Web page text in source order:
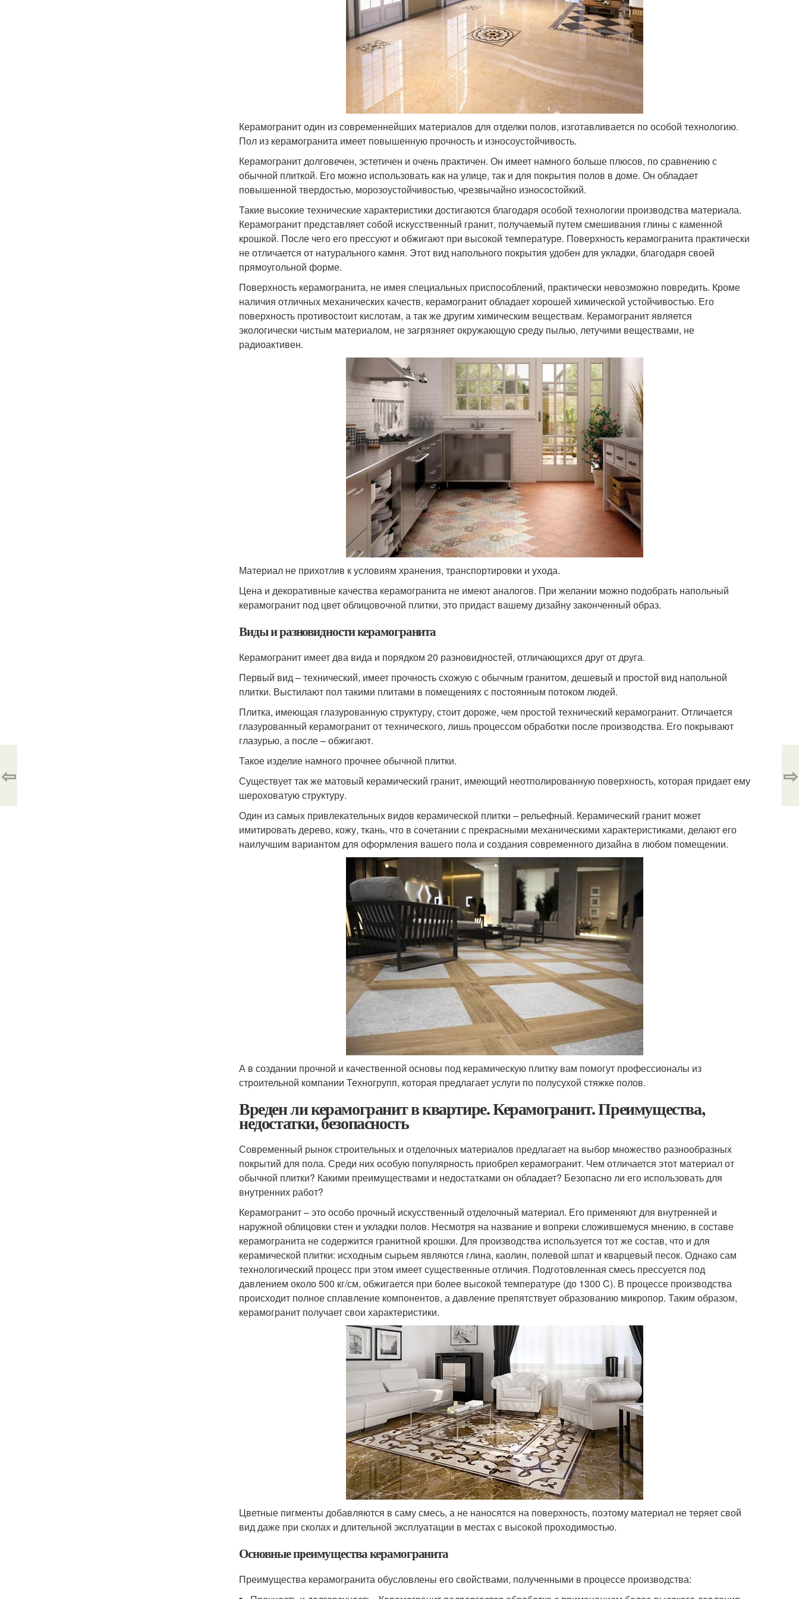
Керамогранит один из современнейших материалов для отделки полов, изготавливается по особой технологию.
Пол из керамогранита имеет повышенную прочность и износоустойчивость.
Керамогранит долговечен, эстетичен и очень практичен. Он имеет намного больше плюсов, по сравнению с
обычной плиткой. Его можно использовать как на улице, так и для покрытия полов в доме. Он обладает
повышенной твердостью, морозоустойчивостью, чрезвычайно износостойкий.
Такие высокие технические характеристики достигаются благодаря особой технологии производства материала.
Керамогранит представляет собой искусственный гранит, получаемый путем смешивания глины с каменной
крошкой. После чего его прессуют и обжигают при высокой температуре. Поверхность керамогранита практически
не отличается от натурального камня. Этот вид напольного покрытия удобен для укладки, благодаря своей
прямоугольной форме.
Поверхность керамогранита, не имея специальных приспособлений, практически невозможно повредить. Кроме
наличия отличных механических качеств, керамогранит обладает хорошей химической устойчивостью. Его
поверхность противостоит кислотам, а так же другим химическим веществам. Керамогранит является
экологически чистым материалом, не загрязняет окружающую среду пылью, летучими веществами, не
радиоактивен.
Материал не прихотлив к условиям хранения, транспортировки и ухода.
Цена и декоративные качества керамогранита не имеют аналогов. При желании можно подобрать напольный
керамогранит под цвет облицовочной плитки, это придаст вашему дизайну законченный образ.
Виды и разновидности керамогранита
Керамогранит имеет два вида и порядком 20 разновидностей, отличающихся друг от друга.
Первый вид – технический, имеет прочность схожую с обычным гранитом, дешевый и простой вид напольной
плитки. Выстилают пол такими плитами в помещениях с постоянным потоком людей.
Плитка, имеющая глазурованную структуру, стоит дороже, чем простой технический керамогранит. Отличается
глазурованный керамогранит от технического, лишь процессом обработки после производства. Его покрывают
глазурью, а после – обжигают.
Такое изделие намного прочнее обычной плитки.
Существует так же матовый керамический гранит, имеющий неотполированную поверхность, которая придает ему
шероховатую структуру.
Один из самых привлекательных видов керамической плитки – рельефный. Керамический гранит может
имитировать дерево, кожу, ткань, что в сочетании с прекрасными механическими характеристиками, делают его
наилучшим вариантом для оформления вашего пола и создания современного дизайна в любом помещении.
А в создании прочной и качественной основы под керамическую плитку вам помогут профессионалы из
строительной компании Техногрупп, которая предлагает услуги по полусухой стяжке полов.
Вреден ли керамогранит в квартире. Керамогранит. Преимущества,
недостатки, безопасность
Современный рынок строительных и отделочных материалов предлагает на выбор множество разнообразных
покрытий для пола. Среди них особую популярность приобрел керамогранит. Чем отличается этот материал от
обычной плитки? Какими преимуществами и недостатками он обладает? Безопасно ли его использовать для
внутренних работ?
Керамогранит – это особо прочный искусственный отделочный материал. Его применяют для внутренней и
наружной облицовки стен и укладки полов. Несмотря на название и вопреки сложившемуся мнению, в составе
керамогранита не содержится гранитной крошки. Для производства используется тот же состав, что и для
керамической плитки: исходным сырьем являются глина, каолин, полевой шпат и кварцевый песок. Однако сам
технологический процесс при этом имеет существенные отличия. Подготовленная смесь прессуется под
давлением около 500 кг/см, обжигается при более высокой температуре (до 1300 C). В процессе производства
происходит полное сплавление компонентов, а давление препятствует образованию микропор. Таким образом,
керамогранит получает свои характеристики.
Цветные пигменты добавляются в саму смесь, а не наносятся на поверхность, поэтому материал не теряет свой
вид даже при сколах и длительной эксплуатации в местах с высокой проходимостью.
Основные преимущества керамогранита
Преимущества керамогранита обусловлены его свойствами, полученными в процессе производства:
⇦ ⇨